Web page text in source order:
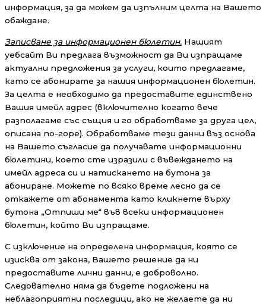
информация, за да можем да изпълним целта на Вашето
обаждане.
Записване за информационен бюлетин. Нашият
уебсайт Ви предлага възможност да Ви изпращаме
актуални предложения за услуги, които предлагаме,
като се абонирате за нашия информационен бюлетин.
За целта е необходимо да предоставите единствено
Вашия имейл адрес (включително когато вече
разполагаме със същия и го обработваме за друга цел,
описана по-горе). Обработваме тези данни въз основа
на Вашето съгласие да получавате информационни
бюлетини, което сте изразили с въвеждането на
имейл адреса си и натискането на бутона за
абониране. Можете по всяко време лесно да се
откажете от абонамента като кликнете върху
бутона „Отпиши ме“ във всеки информационен
бюлетин, който Ви изпращаме.
С изключение на определена информация, която се
изисква от закона, Вашето решение да ни
предоставите лични данни, е доброволно.
Следователно няма да бъдете подложени на
неблагоприятни последици, ако не желаете да ни